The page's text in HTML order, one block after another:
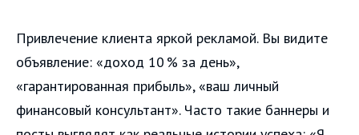
Привлечение клиента яркой рекламой. Вы видите
объявление: «доход 10 % за день»,
«гарантированная прибыль», «ваш личный
финансовый консультант». Часто такие баннеры и